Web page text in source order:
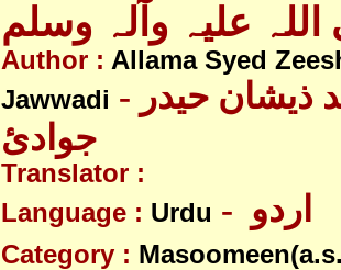
علیہ وآلہ وسلم
Author : Allama Syed
Jawwadi - علامہ سیّد ذیشان حیدر
جوادئ
Translator :
Language : Urdu
Category :